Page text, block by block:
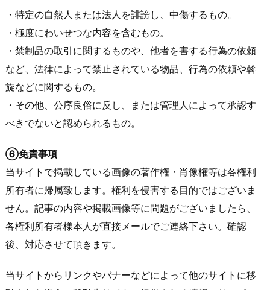
・特定の自然人または法人を誹謗し、中傷するもの。
・極度にわいせつな内容を含むもの。
・禁制品の取引に関するものや、他者を害する行為の依頼
など、法律によって禁止されている物品、行為の依頼や斡
旋などに関するもの。
・その他、公序良俗に反し、または管理人によって承認す
べきでないと認められるもの。
⑥免責事項
当サイトで掲載している画像の著作権・肖像権等は各権利
所有者に帰属致します。権利を侵害する目的ではございま
せん。記事の内容や掲載画像等に問題がございましたら、
各権利所有者様本人が直接メールでご連絡下さい。確認
後、対応させて頂きます。
当サイトからリンクやバナーなどによって他のサイトに移